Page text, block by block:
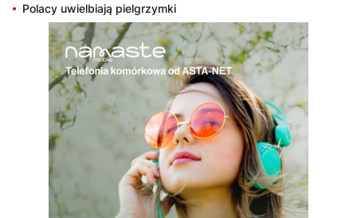
Polacy uwielbiają pielgrzymki